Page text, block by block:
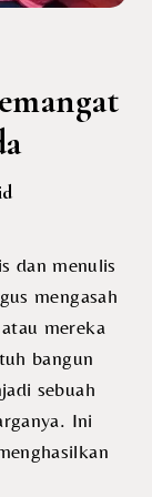
mengasah
mereka
bangun
sebuah
Ini